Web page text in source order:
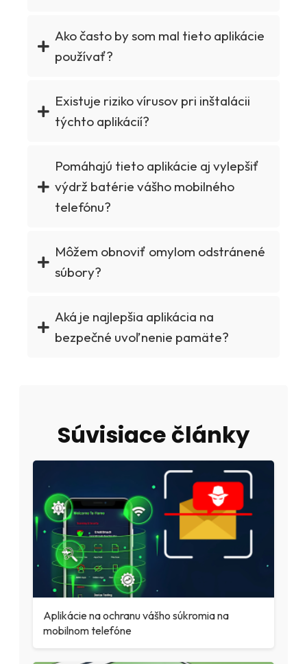
Ako často by som mal tieto aplikácie
používať?
Existuje riziko vírusov pri inštalácii
týchto aplikácií?
Pomáhajú tieto aplikácie aj vylepšiť
výdrž batérie vášho mobilného
telefónu?
Môžem obnoviť omylom odstránené
súbory?
Aká je najlepšia aplikácia na
bezpečné uvoľnenie pamäte?
Súvisiace články
Aplikácie na ochranu vášho súkromia na
mobilnom telefóne